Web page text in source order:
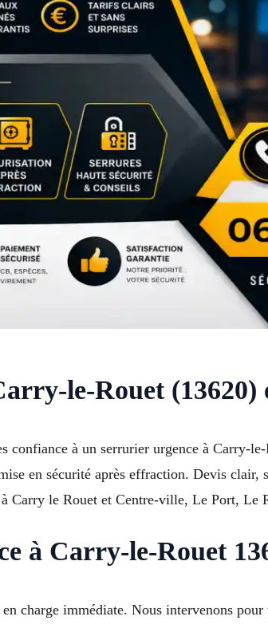
le-Rouet (13620)
confiance à un serrurier urgence à Carry-
en sécurité après effraction. Devis clair,
Carry le Rouet et Centre-ville, Le Port, Le
à Carry-le-Rouet
charge immédiate. Nous intervenons